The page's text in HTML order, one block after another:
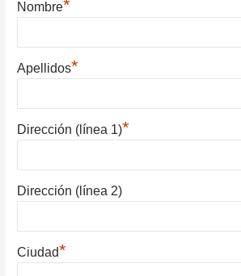
Nombre*
Apellidos*
Dirección (línea 1)*
Dirección (línea 2)
Ciudad*